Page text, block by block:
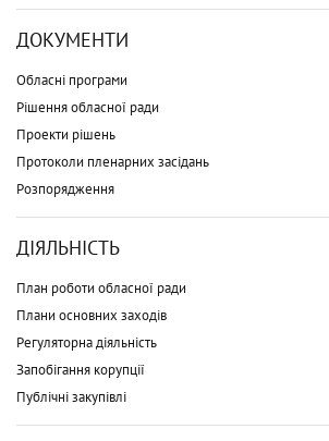
ДОКУМЕНТИ
Обласні програми
Рішення обласної ради
Проекти рішень
Протоколи пленарних засідань
Розпорядження
ДІЯЛЬНІСТЬ
План роботи обласної ради
Плани основних заходів
Регуляторна діяльність
Запобігання корупції
Публічні закупівлі